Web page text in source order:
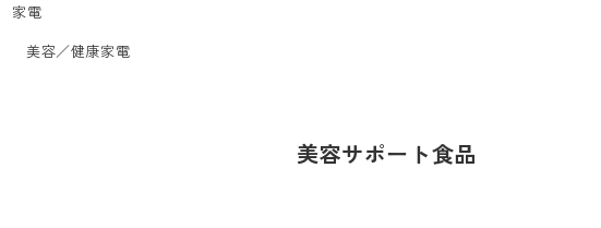
家電
美容／健康家電
美容サポート食品